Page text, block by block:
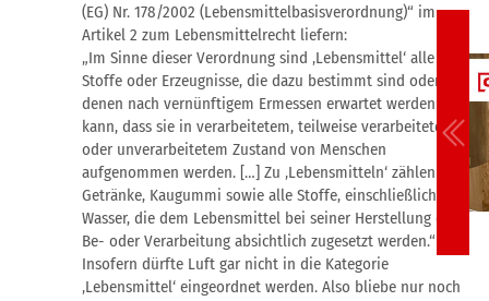
(EG) Nr. 178/2002 (Lebensmittelbasisverordnung)“ im
Artikel 2 zum Lebensmittelrecht liefern:
„Im Sinne dieser Verordnung sind ‚Lebensmittel‘ alle
Stoffe oder Erzeugnisse, die dazu bestimmt sind oder von
denen nach vernünftigem Ermessen erwartet werden
kann, dass sie in verarbeitetem, teilweise verarbeitetem
oder unverarbeitetem Zustand von Menschen
aufgenommen werden. […] Zu ‚Lebensmitteln‘ zählen auch
Getränke, Kaugummi sowie alle Stoffe, einschließlich
Wasser, die dem Lebensmittel bei seiner Herstellung oder
Be- oder Verarbeitung absichtlich zugesetzt werden.“
Insofern dürfte Luft gar nicht in die Kategorie
‚Lebensmittel‘ eingeordnet werden. Also bliebe nur noch